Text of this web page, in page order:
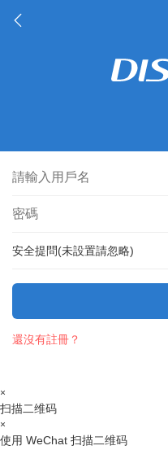
安全提問(未設置請忽略)
還沒有註冊？
×
扫描二维码
×
使用 WeChat 扫描二维码